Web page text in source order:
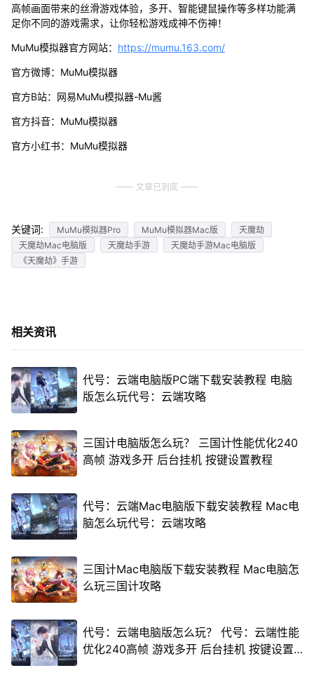
高帧画面带来的丝滑游戏体验，多开、智能键鼠操作等多样功能满
足你不同的游戏需求，让你轻松游戏成神不伤神！
MuMu模拟器官方网站： https://mumu.163.com/
官方微博：MuMu模拟器
官方B站：网易MuMu模拟器-Mu酱
官方抖音：MuMu模拟器
官方小红书：MuMu模拟器
文章已到底
关键词: MuMu模拟器Pro MuMu模拟器Mac版
天魔劫
天魔劫Mac电脑版
天魔劫手游
天魔劫手游Mac电脑版
《天魔劫》手游
相关资讯
代号：云端电脑版PC端下载安装教程 电脑
版怎么玩代号：云端攻略
三国计电脑版怎么玩？ 三国计性能优化240
高帧 游戏多开 后台挂机 按键设置教程
代号：云端Mac电脑版下载安装教程 Mac电
脑怎么玩代号：云端攻略
三国计Mac电脑版下载安装教程 Mac电脑怎
么玩三国计攻略
代号：云端电脑版怎么玩？ 代号：云端性能
优化240高帧 游戏多开 后台挂机 按键设置